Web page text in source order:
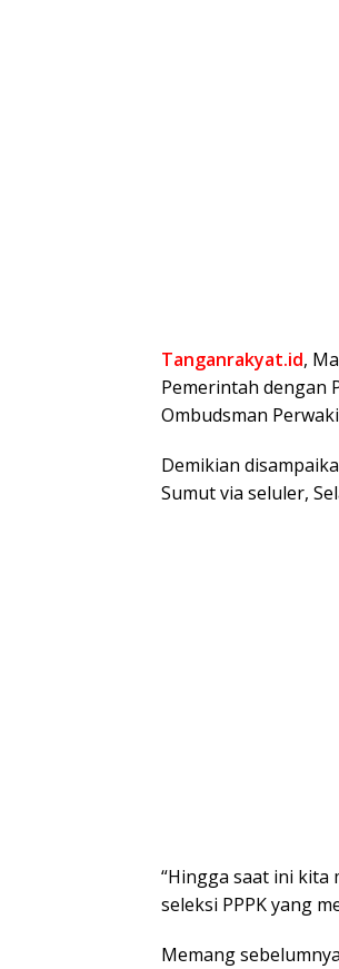
Tanganrakyat.id,
Pemerintah dengan
Ombudsman
Demikian
Sumut via seluler,
“Hingga saat ini
seleksi PPPK yang
Memang